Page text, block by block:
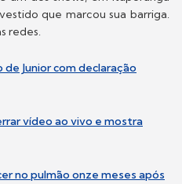
que marcou sua barriga.
redes.
Junior com declaração
vídeo ao vivo e mostra
no pulmão onze meses após